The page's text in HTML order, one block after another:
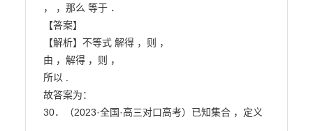
， ，那么 等于 ．
【答案】
【解析】不等式 解得 ，则 ，
由 ，解得 ，则 ，
所以 .
故答案为：
30．（2023·全国·高三对口高考）已知集合 ，定义